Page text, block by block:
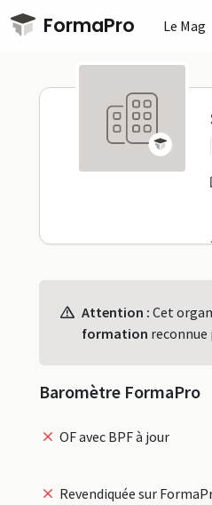
Passer au contenu principal
FormaPro Le Mag
ProfilAttention : Cet
formation
Baromètre FormaPro
OF avec BPF à jour
Revendiquée sur